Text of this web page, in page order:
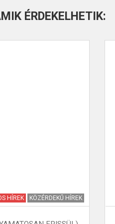
ÉRDEKELHETIK:
HÍREK KÖZÉRDEKŰ HÍREK